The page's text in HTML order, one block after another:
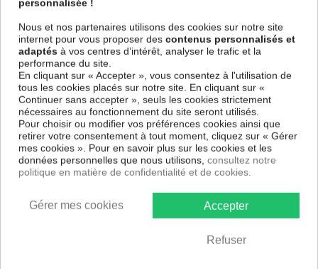
spécial et de haute qualité qui reflète parfaitement les couleurs avec
cotés et une toile tendue sur un châssis fait de matériaux respectueux
de l'environnement, vous pourrez suspendre le tableau immédiatement
sans avoir à l'encadrer.
Le Tableau Abstrait Couleurs de la Terreest résistant aux rayons UV,
inodore et 100 % sûr, parfait même pour la chambre à coucher et la
chambre des enfants.
Notre large choix de tableaux tendances et modernes constituent un
moyen simple et pas cher de donner une nouvelle touche à vos
intérieurs, il y en a pour tous les goût.
Descriptif technique
Matériaux MDF
personnalisée !
Nous et nos partenaires utilisons des cookies sur notre site
internet pour vous proposer des contenus personnalisés et
adaptés à vos centres d’intérêt, analyser le trafic et la
performance du site.
En cliquant sur « Accepter », vous consentez à l'utilisation de
tous les cookies placés sur notre site. En cliquant sur «
Continuer sans accepter », seuls les cookies strictement
nécessaires au fonctionnement du site seront utilisés.
Pour choisir ou modifier vos préférences cookies ainsi que
retirer votre consentement à tout moment, cliquez sur « Gérer
mes cookies ». Pour en savoir plus sur les cookies et les
données personnelles que nous utilisons, consultez notre
politique en matière de confidentialité et de cookies.
Accepter
Refuser
Gérer mes cookies